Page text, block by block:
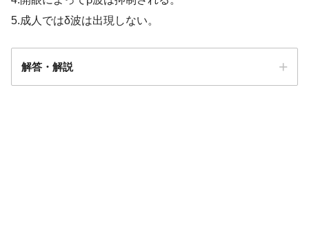
5.成人ではδ波は出現しない。
解答・解説